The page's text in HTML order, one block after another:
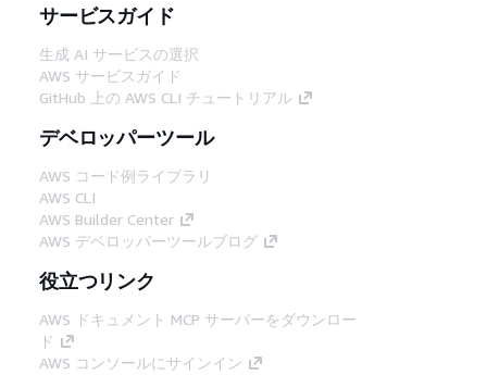
サービスガイド
生成 AI サービスの選択
AWS サービスガイド
GitHub 上の AWS CLI チュートリアル
デベロッパーツール
AWS コード例ライブラリ
AWS CLI
AWS Builder Center
AWS デベロッパーツールブログ
役立つリンク
AWS ドキュメント MCP サーバーをダウンロー
ド
AWS コンソールにサインイン